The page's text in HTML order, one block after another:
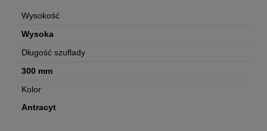
Wysokość
Wysoka
Długość szuflady
300 mm
Kolor
Antracyt